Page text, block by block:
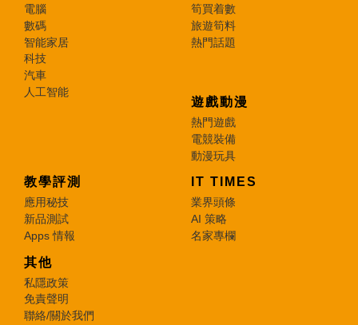
電腦
數碼
智能家居
科技
汽車
人工智能
筍買着數
旅遊筍料
熱門話題
遊戲動漫
熱門遊戲
電競裝備
動漫玩具
教學評測
應用秘技
新品測試
Apps 情報
IT TIMES
業界頭條
AI 策略
名家專欄
其他
私隱政策
免責聲明
聯絡/關於我們